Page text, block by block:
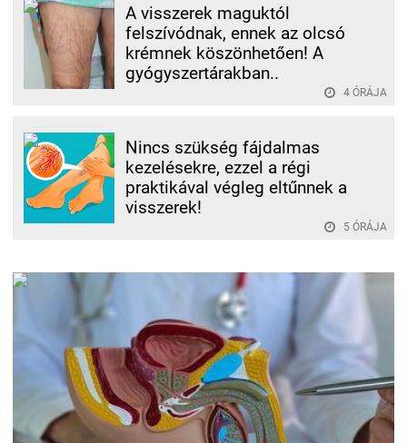
A visszerek maguktól
felszívódnak, ennek az olcsó
krémnek köszönhetően! A
gyógyszertárakban..
4 ÓRÁJA
Nincs szükség fájdalmas
kezelésekre, ezzel a régi
praktikával végleg eltűnnek a
visszerek!
5 ÓRÁJA